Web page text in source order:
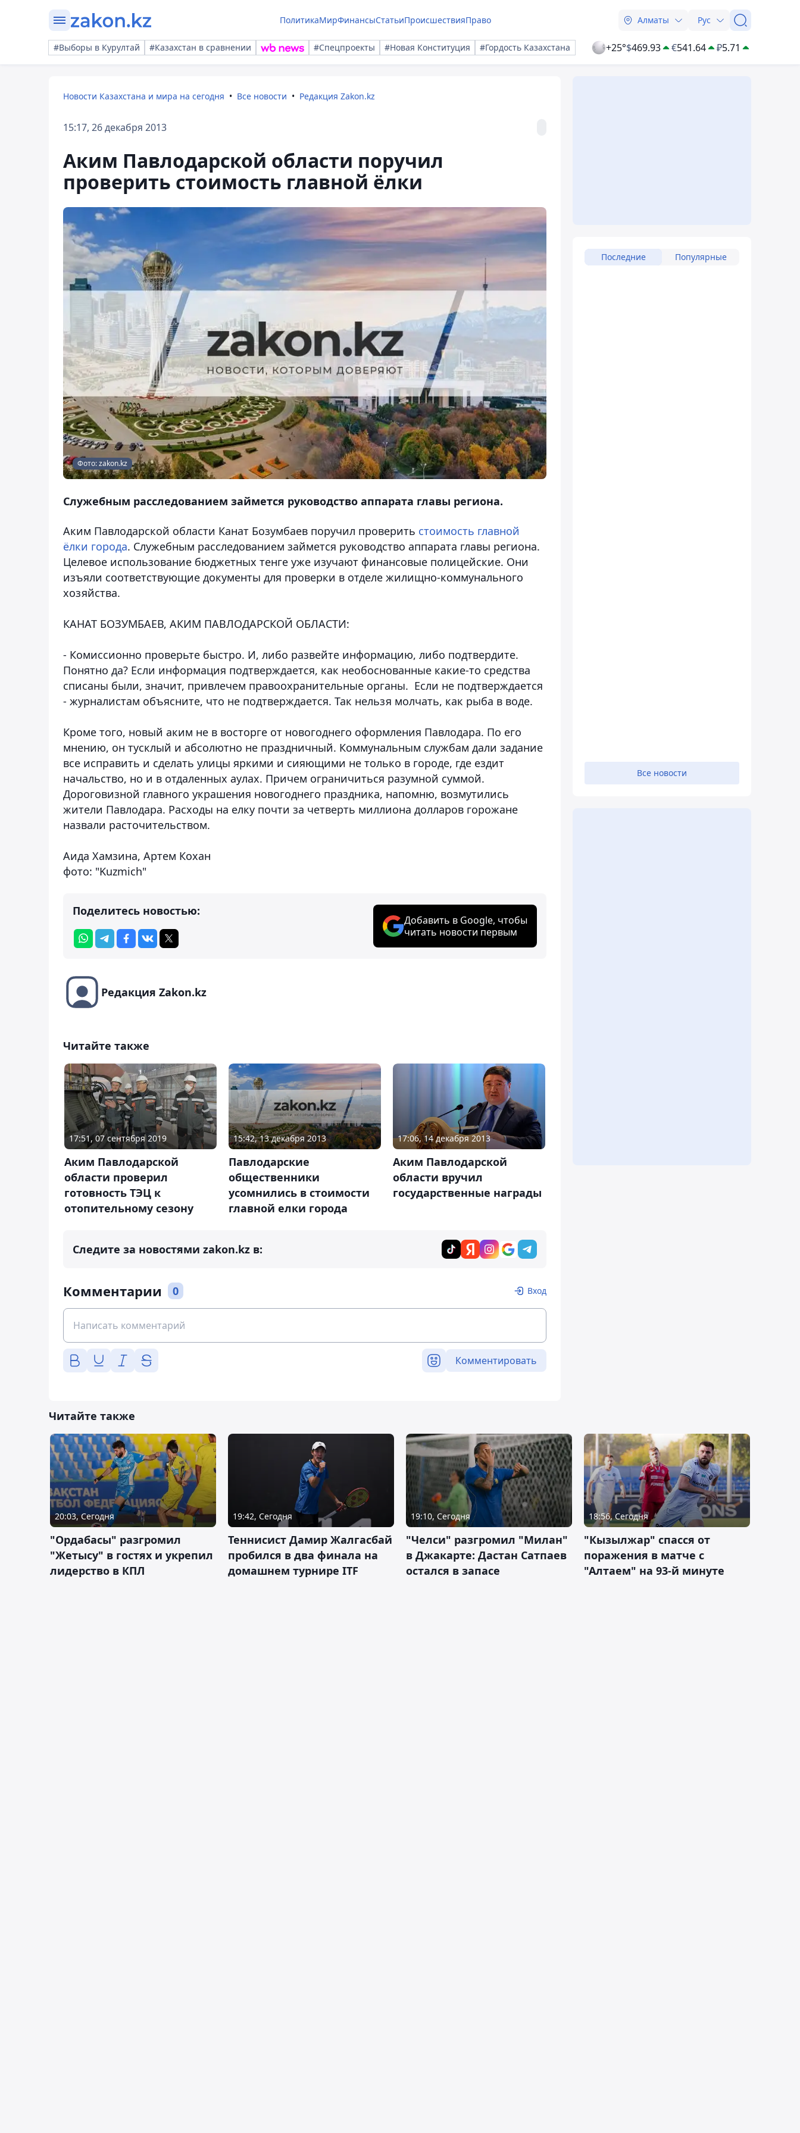
ПолитикаМирФинансыСтатьиПроисшествияПраво Алматы Рус
#Выборы в Курултай #Казахстан в сравнении #Спецпроекты #Новая Конституция #Гордость Казахстана +25°$469.93 €541.64 ₽5.71
Новости Казахстана и мира на сегодня Все новости Редакция Zakon.kz
15:17, 26 декабря 2013
Аким Павлодарской области поручил
проверить стоимость главной ёлки
Фото: zakon.kz
Служебным расследованием займется руководство аппарата главы региона.
Аким Павлодарской области Канат Бозумбаев поручил проверить стоимость главной
ёлки города. Служебным расследованием займется руководство аппарата главы региона.
Целевое использование бюджетных тенге уже изучают финансовые полицейские. Они
изъяли соответствующие документы для проверки в отделе жилищно-коммунального
хозяйства.
КАНАТ БОЗУМБАЕВ, АКИМ ПАВЛОДАРСКОЙ ОБЛАСТИ:
- Комиссионно проверьте быстро. И, либо развейте информацию, либо подтвердите.
Понятно да? Если информация подтверждается, как необоснованные какие-то средства
списаны были, значит, привлечем правоохранительные органы. Если не подтверждается
- журналистам объясните, что не подтверждается. Так нельзя молчать, как рыба в воде.
Кроме того, новый аким не в восторге от новогоднего оформления Павлодара. По его
мнению, он тусклый и абсолютно не праздничный. Коммунальным службам дали задание
все исправить и сделать улицы яркими и сияющими не только в городе, где ездит
начальство, но и в отдаленных аулах. Причем ограничиться разумной суммой.
Дороговизной главного украшения новогоднего праздника, напомню, возмутились
жители Павлодара. Расходы на елку почти за четверть миллиона долларов горожане
назвали расточительством.
Аида Хамзина, Артем Кохан
фото: "Kuzmich"
Поделитесь новостью:
Добавить в Google, чтобы
читать новости первым
Редакция Zakon.kz
Читайте также
17:51, 07 сентября 2019
Аким Павлодарской
области проверил
готовность ТЭЦ к
отопительному сезону
15:42, 13 декабря 2013
Павлодарские
общественники
усомнились в стоимости
главной елки города
17:06, 14 декабря 2013
Аким Павлодарской
области вручил
государственные награды
Следите за новостями zakon.kz в:
Комментарии 0 Вход
Комментировать
Последние Популярные
Все новости
Читайте также
20:03, Сегодня
"Ордабасы" разгромил
"Жетысу" в гостях и укрепил
лидерство в КПЛ
19:42, Сегодня
Теннисист Дамир Жалгасбай
пробился в два финала на
домашнем турнире ITF
19:10, Сегодня
"Челси" разгромил "Милан"
в Джакарте: Дастан Сатпаев
остался в запасе
18:56, Сегодня
"Кызылжар" спасся от
поражения в матче с
"Алтаем" на 93-й минуте